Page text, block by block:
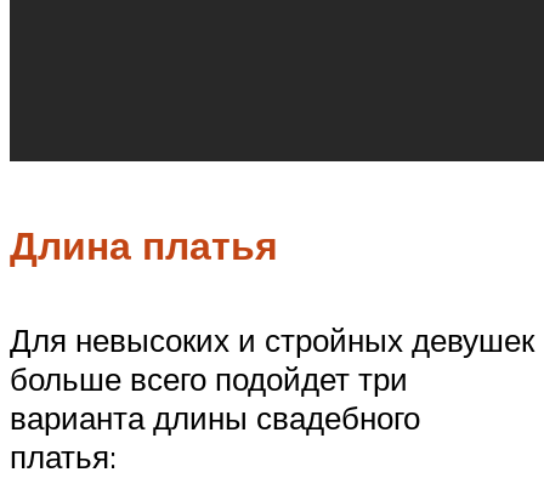
Длина платья
Для невысоких и стройных девушек
больше всего подойдет три
варианта длины свадебного
платья: